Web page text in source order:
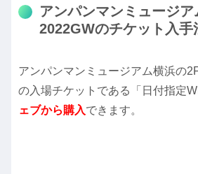
アンパンマンミュージア
2022GWのチケット入手
アンパンマンミュージアム横浜の
の入場チケットである「日付指定
ェブから購入できます。